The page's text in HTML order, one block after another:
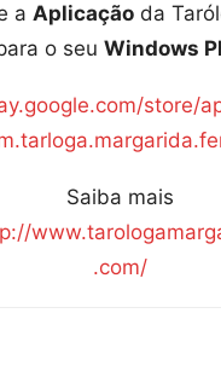
a Aplicação da
o seu Windows
store/
Saiba mais
.com/